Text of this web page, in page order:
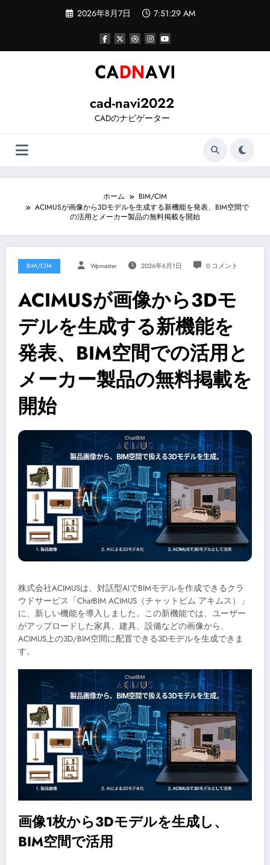
ツ
2026年8月7日 7:51:30 AM
cad-navi2022
CADのナビゲーター
ホーム
BIM/CIM
ACIMUSが画像から3Dモデルを生成する新機能を発表、BIM空間で
の活用とメーカー製品の無料掲載を開始
BIM/CIM Wpmaster 2026年6月1日 0 コメント
ACIMUSが画像から3Dモ
デルを生成する新機能を
発表、BIM空間での活用と
メーカー製品の無料掲載を
開始
株式会社ACIMUSは、対話型AIでBIMモデルを作成できるクラ
ウドサービス「ChatBIM ACIMUS（チャットビム アキムス）」
に、新しい機能を導入しました。この新機能では、ユーザー
がアップロードした家具、建具、設備などの画像から、
ACIMUS上の3D/BIM空間に配置できる3Dモデルを生成できま
す。
画像1枚から3Dモデルを生成し、
BIM空間で活用